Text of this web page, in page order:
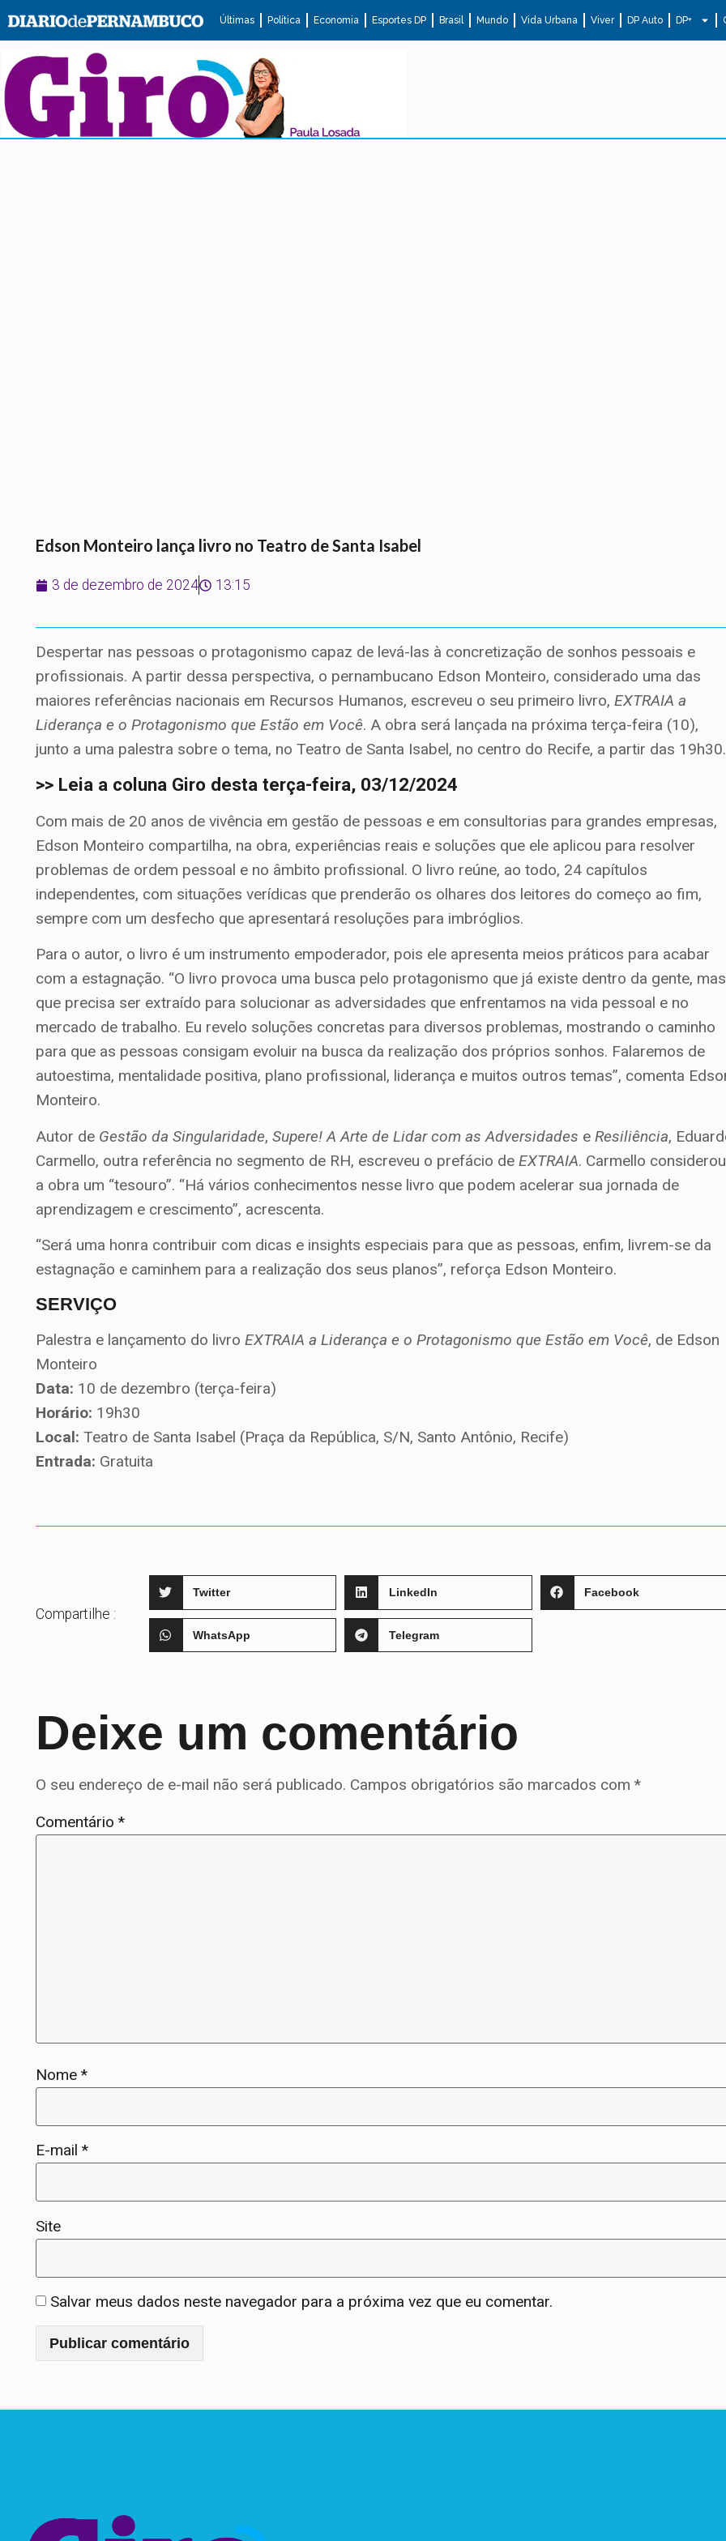
Últimas Política Economia Esportes DP Brasil Mundo Vida Urbana Viver DP Auto DP+
Edson Monteiro lança livro no Teatro de Santa Isabel
3 de dezembro de 2024 13:15
Despertar nas pessoas o protagonismo capaz de levá-las à concretização de sonhos pessoais e
profissionais. A partir dessa perspectiva, o pernambucano Edson Monteiro, considerado uma das
maiores referências nacionais em Recursos Humanos, escreveu o seu primeiro livro,EXTRAIA a
Liderança e o Protagonismo que Estão em Você. A obra será lançada na próxima terça-feira (10),
junto a uma palestra sobre o tema, no Teatro de Santa Isabel, no centro do Recife, a partir das 19h30.
>> Leia a coluna Giro desta terça-feira, 03/12/2024
Com mais de 20 anos de vivência em gestão de pessoas e em consultorias para grandes empresas,
Edson Monteiro compartilha, na obra, experiências reais e soluções que ele aplicou para resolver
problemas de ordem pessoal e no âmbito profissional. O livro reúne, ao todo, 24 capítulos
independentes, com situações verídicas que prenderão os olhares dos leitores do começo ao fim,
sempre com um desfecho que apresentará resoluções para imbróglios.
Para o autor, o livro é um instrumento empoderador, pois ele apresenta meios práticos para acabar
com a estagnação. “O livro provoca uma busca pelo protagonismo que já existe dentro da gente, mas
que precisa ser extraído para solucionar as adversidades que enfrentamos na vida pessoal e no
mercado de trabalho. Eu revelo soluções concretas para diversos problemas, mostrando o caminho
para que as pessoas consigam evoluir na busca da realização dos próprios sonhos. Falaremos de
autoestima, mentalidade positiva, plano profissional, liderança e muitos outros temas”, comenta
Monteiro.
Autor de Gestão da Singularidade,Supere! A Arte de Lidar com as Adversidades eResiliência,
Carmello, outra referência no segmento de RH, escreveu o prefácio deEXTRAIA. Carmello considerou
a obra um “tesouro”. “Há vários conhecimentos nesse livro que podem acelerar sua jornada de
aprendizagem e crescimento”, acrescenta.
“Será uma honra contribuir com dicas e insights especiais para que as pessoas, enfim, livrem-se da
estagnação e caminhem para a realização dos seus planos”, reforça Edson Monteiro.
SERVIÇO
Palestra e lançamento do livroEXTRAIA a Liderança e o Protagonismo que Estão em Você, de Edson
Monteiro
Data: 10 de dezembro (terça-feira)
Horário: 19h30
Local: Teatro de Santa Isabel (Praça da República, S/N, Santo Antônio, Recife)
Entrada: Gratuita
Compartilhe :
Twitter LinkedIn Facebook
WhatsApp Telegram
Deixe um comentário
O seu endereço de e-mail não será publicado. Campos obrigatórios são marcados com*
Comentário*
Nome*
E-mail*
Site
Salvar meus dados neste navegador para a próxima vez que eu comentar.